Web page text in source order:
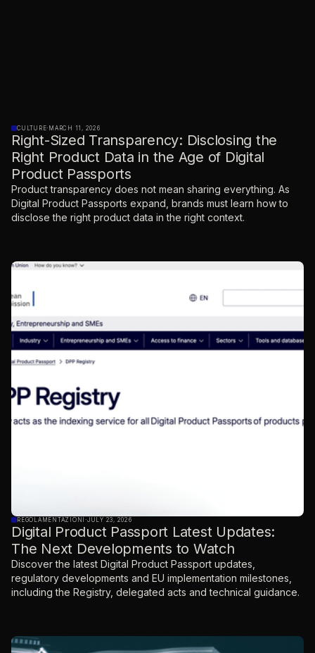
CULTURE· MARCH 11, 2026
Right-Sized Transparency: Disclosing the
Right Product Data in the Age of Digital
Product Passports
Product transparency does not mean sharing everything. As
Digital Product Passports expand, brands must learn how to
disclose the right product data in the right context.
REGOLAMENTAZIONI ·JULY 23, 2026
Digital Product Passport Latest Updates:
The Next Developments to Watch
Discover the latest Digital Product Passport updates,
regulatory developments and EU implementation milestones,
including the Registry, delegated acts and technical guidance.